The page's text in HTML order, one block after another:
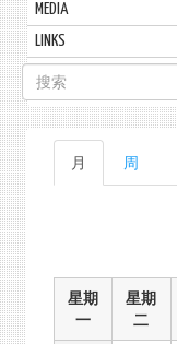
MEDIA
LINKS
搜
索
表
单
主
标
月 周
星期
一
星期
二